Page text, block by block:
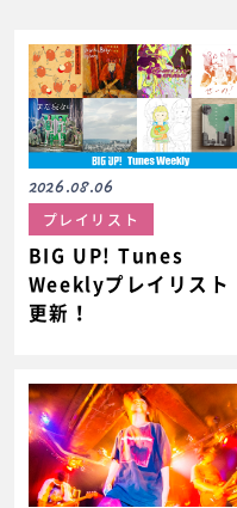
2026.08.06
プレイリスト
BIG UP! Tunes
Weeklyプレイリスト
更新！